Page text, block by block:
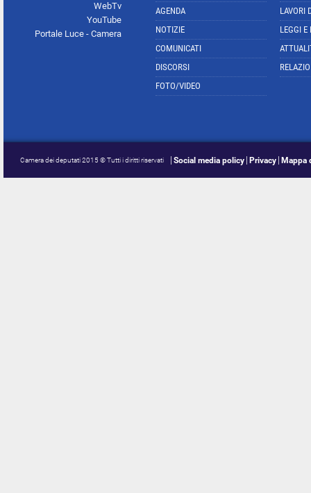
WebTv
YouTube
Portale Luce - Camera
AGENDA
NOTIZIE
COMUNICATI
DISCORSI
FOTO/VIDEO
LAVORI
LEGGI E
Camera dei deputati 2015 © Tutti i diritti riservati Social media policy Privacy Mappa